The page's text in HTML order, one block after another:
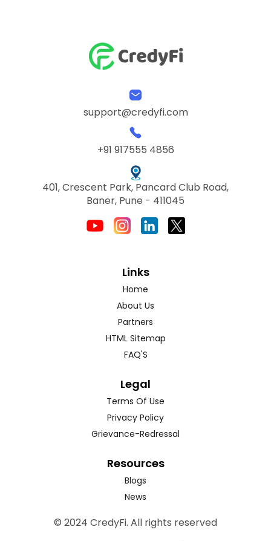
support@credyfi.com
+91 917555 4856
401, Crescent Park, Pancard Club Road,
Baner, Pune - 411045
Links
Home
About Us
Partners
HTML Sitemap
FAQ'S
Legal
Terms Of Use
Privacy Policy
Grievance-Redressal
Resources
Blogs
News
© 2024 CredyFi. All rights reserved